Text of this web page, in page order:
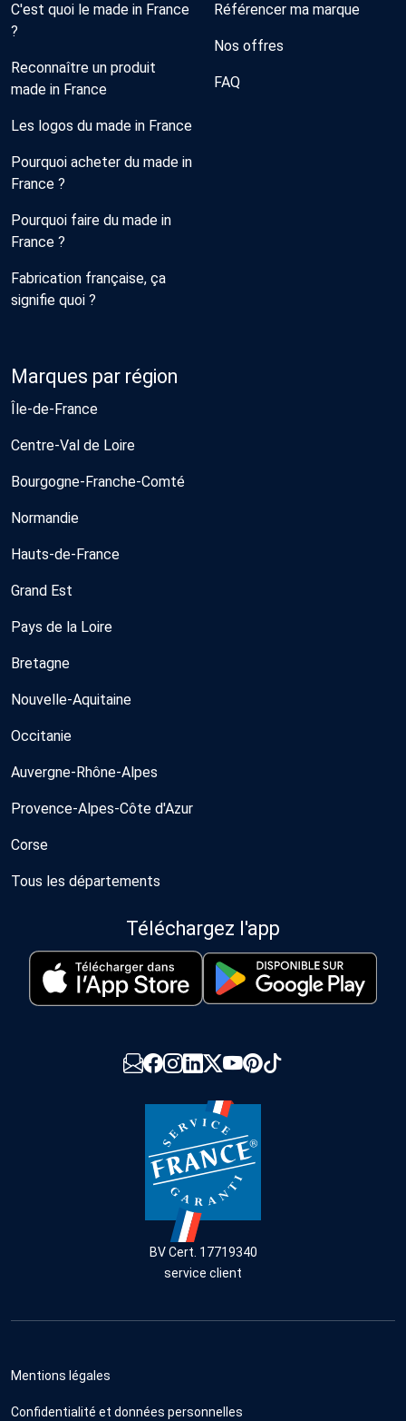
C'est quoi le made in France
?
Reconnaître un produit
made in France
Les logos du made in France
Pourquoi acheter du made in
France ?
Pourquoi faire du made in
France ?
Fabrication française, ça
signifie quoi ?
Référencer ma marque
Nos offres
FAQ
Marques par région
Île-de-France
Centre-Val de Loire
Bourgogne-Franche-Comté
Normandie
Hauts-de-France
Grand Est
Pays de la Loire
Bretagne
Nouvelle-Aquitaine
Occitanie
Auvergne-Rhône-Alpes
Provence-Alpes-Côte d'Azur
Corse
Tous les départements
Téléchargez l'app
BV Cert. 17719340
service client
Mentions légales
Confidentialité et données personnelles